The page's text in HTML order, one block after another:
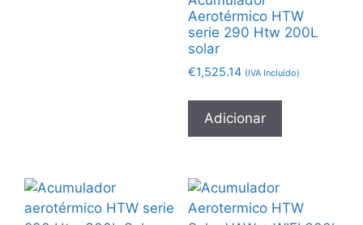
Aerotérmico HTW
serie 290 Htw 200L
solar
€1,525.14 (IVA Incluído)
Adicionar